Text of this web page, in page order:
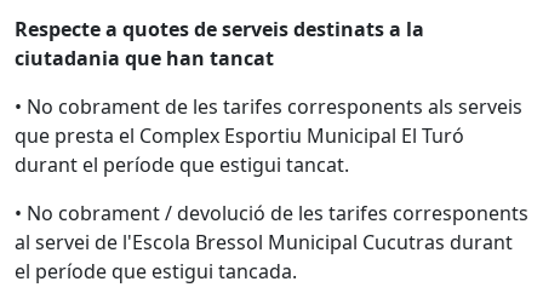
Respecte a quotes de serveis destinats a la
ciutadania que han tancat
• No cobrament de les tarifes corresponents als serveis
que presta el Complex Esportiu Municipal El Turó
durant el període que estigui tancat.
• No cobrament / devolució de les tarifes corresponents
al servei de l'Escola Bressol Municipal Cucutras durant
el període que estigui tancada.